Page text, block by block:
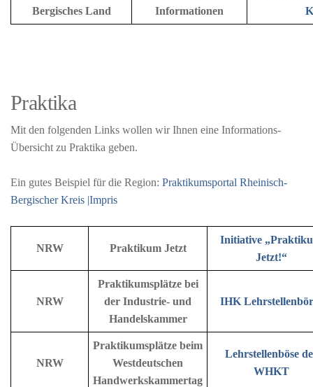
Bergisches Land
Informationen
Praktika
Mit den folgenden Links wollen wir Ihnen eine Informations-
Übersicht zu Praktika geben.
Ein gutes Beispiel für die Region: Praktikumsportal Rheinisch-
Bergischer Kreis |Impris
NRW Praktikum Jetzt
Initiative
Jetzt!“
NRW
Praktikumsplätze bei
der Industrie- und
Handelskammer
IHK
NRW
Praktikumsplätze beim
Westdeutschen
Handwerkskammertag
Lehrstellenböse
WHKT